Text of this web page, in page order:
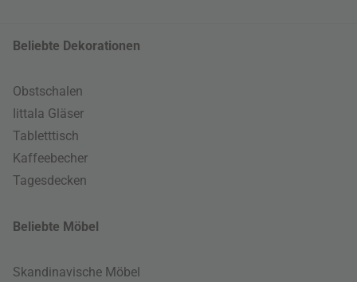
Beliebte Dekorationen
Obstschalen
Iittala Gläser
Tabletttisch
Kaffeebecher
Tagesdecken
Beliebte Möbel
Skandinavische Möbel